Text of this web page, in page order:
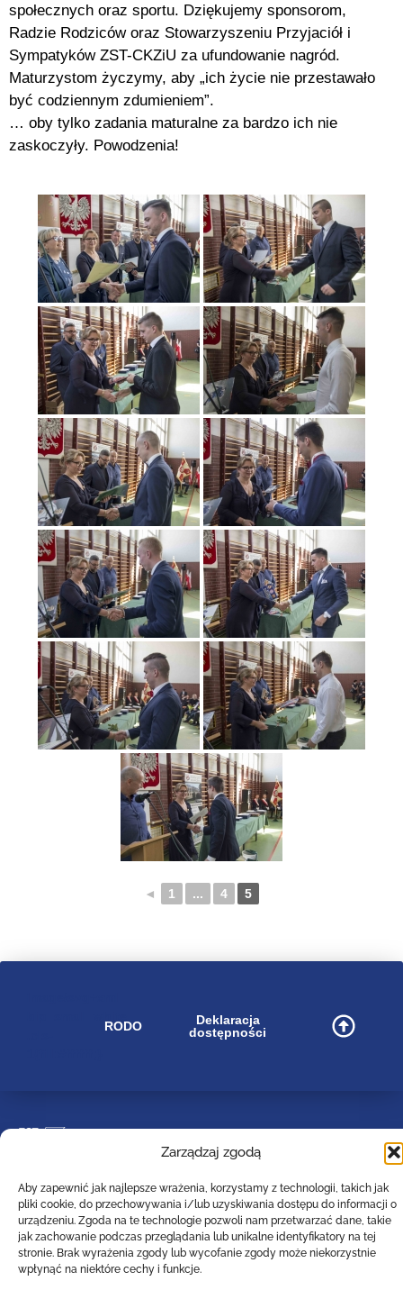
Zarządzaj zgodą
Aby zapewnić jak najlepsze wrażenia, korzystamy z technologii, takich jak
pliki cookie, do przechowywania i/lub uzyskiwania dostępu do informacji o
urządzeniu. Zgoda na te technologie pozwoli nam przetwarzać dane, takie
jak zachowanie podczas przeglądania lub unikalne identyfikatory na tej
stronie. Brak wyrażenia zgody lub wycofanie zgody może niekorzystnie
wpłynąć na niektóre cechy i funkcje.
społecznych oraz sportu. Dziękujemy sponsorom,
Radzie Rodziców oraz Stowarzyszeniu Przyjaciół i
Sympatyków ZST-CKZiU za ufundowanie nagród.
Maturzystom życzymy, aby „ich życie nie przestawało
być codziennym zdumieniem”.
… oby tylko zadania maturalne za bardzo ich nie
zaskoczyły. Powodzenia!
◄ 1 ... 4 5
RODO
Deklaracja
dostępności
Centrum Kształcenia Zawodowego i Ustawicznego
im. 55. Poznańskiego Pułku Piechoty
ul. Narutowicza 74a, 64-100 Leszno (woj. wielkopolskie)
Tel: (0-65)529-94-35
Email :poczta@zst-leszno.pl
E-doręczenia AE:PL - 23788-92630-AVTBI - 16